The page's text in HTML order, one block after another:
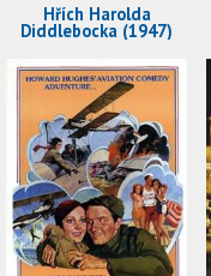
Hřích Harolda
Diddlebocka (1947)